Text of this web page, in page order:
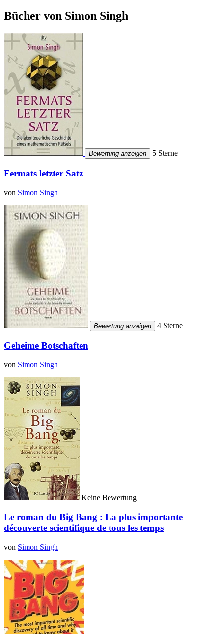
Bücher von Simon Singh
Bewertung anzeigen 5 Sterne
Fermats letzter Satz
von Simon Singh
Bewertung anzeigen 4 Sterne
Geheime Botschaften
von Simon Singh
Keine Bewertung
Le roman du Big Bang : La plus importante
découverte scientifique de tous les temps
von Simon Singh